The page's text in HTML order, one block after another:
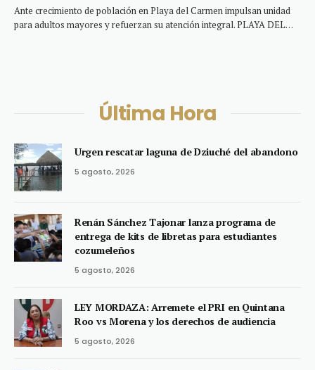
Ante crecimiento de población en Playa del Carmen impulsan unidad
para adultos mayores y refuerzan su atención integral. PLAYA DEL…
Última Hora
Urgen rescatar laguna de Dziuché del abandono
5 agosto, 2026
Renán Sánchez Tajonar lanza programa de
entrega de kits de libretas para estudiantes
cozumeleños
5 agosto, 2026
LEY MORDAZA: Arremete el PRI en Quintana
Roo vs Morena y los derechos de audiencia
5 agosto, 2026